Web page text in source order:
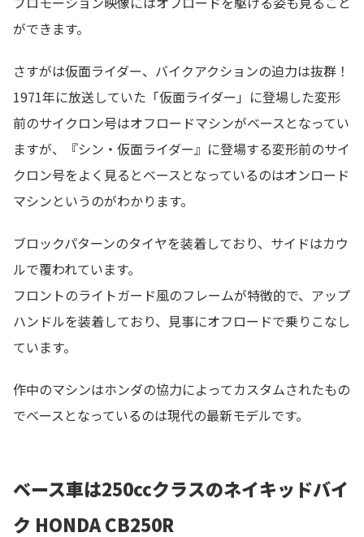
ができます。
さすがは仮面ライダー、バイクアクションの迫力は抜群！
1971年に放送していた「仮面ライダー」に登場した変形
前のサイクロン号はオフロードマシンがベースとなってい
ますが、『シン・仮面ライダー』に登場する変形前のサイ
クロン号をよく見るとベースとなっているのはオンロード
マシンというのがわかります。
ブロックパターンのタイヤを装着しており、サイドはカウ
ルで覆われています。
フロントのライトガード風のフレームが特徴的で、アップ
ハンドルを装着しており、見事にオフロードで乗りこなし
ています。
作中のマシンはホンダの協力によってカスタムされたもの
でベースとなっているのは現代の最新モデルです。
ベース車は250ccクラスのネイキッドバイ
ク HONDA CB250R